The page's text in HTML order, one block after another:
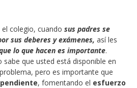
colegio, cuando sus padres se
sus deberes y exámenes, así les
lo que hacen es importante.
sabe que usted está disponible en
pero es importante que
, fomentando el esfuerzo